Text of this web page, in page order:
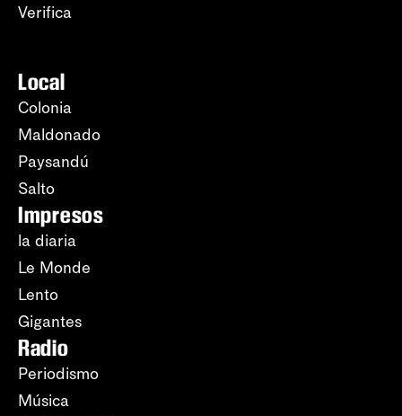
Verifica
Local
Colonia
Maldonado
Paysandú
Salto
Impresos
la diaria
Le Monde
Lento
Gigantes
Radio
Periodismo
Música